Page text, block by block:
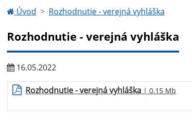
Úvod Rozhodnutie - verejná vyhláška
Rozhodnutie - verejná vyhláška
16.05.2022
Rozhodnutie - verejná vyhláška | 0.15 Mb